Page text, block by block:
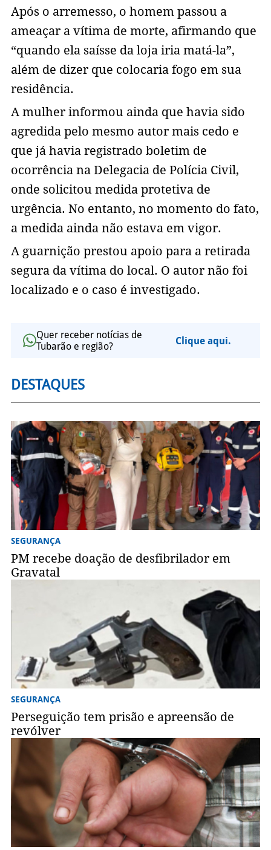
Após o arremesso, o homem passou a
ameaçar a vítima de morte, afirmando que
“quando ela saísse da loja iria matá-la”,
além de dizer que colocaria fogo em sua
residência.
A mulher informou ainda que havia sido
agredida pelo mesmo autor mais cedo e
que já havia registrado boletim de
ocorrência na Delegacia de Polícia Civil,
onde solicitou medida protetiva de
urgência. No entanto, no momento do fato,
a medida ainda não estava em vigor.
A guarnição prestou apoio para a retirada
segura da vítima do local. O autor não foi
localizado e o caso é investigado.
Quer receber notícias de
Tubarão e região?
Clique aqui.
DESTAQUES
SEGURANÇA
PM recebe doação de desfibrilador em
Gravatal
SEGURANÇA
Perseguição tem prisão e apreensão de
revólver